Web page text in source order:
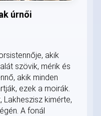
úrnői
akik
szövik, mérik és
akik minden
ezek a moirák.
kimérte,
A fonál